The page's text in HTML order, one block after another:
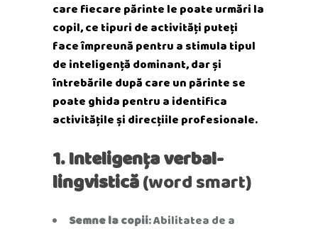
care fiecare părinte le poate urmări la
copil, ce tipuri de activități puteți
face împreună pentru a stimula tipul
de inteligență dominant, dar și
întrebările după care un părinte se
poate ghida pentru a identifica
activitățile și direcțiile profesionale.
1. Inteligența verbal-
lingvistică(word smart)
Semne la copii: Abilitatea de a